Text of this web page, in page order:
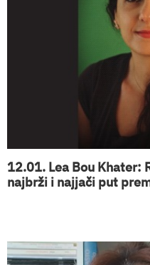
12.01. Lea Bou Khater:
najbrži i najjači put